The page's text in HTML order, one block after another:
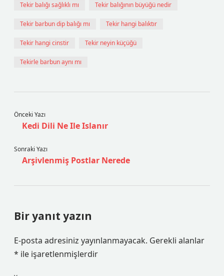
Tekir balığı sağlıklı mı Tekir balığının büyüğü nedir
Tekir barbun dip balığı mı Tekir hangi balıktır
Tekir hangi cinstir Tekir neyin küçüğü
Tekirle barbun aynı mı
Önceki Yazı
Kedi Dili Ne Ile Islanır
Sonraki Yazı
Arşivlenmiş Postlar Nerede
Bir yanıt yazın
E-posta adresiniz yayınlanmayacak. Gerekli alanlar
* ile işaretlenmişlerdir